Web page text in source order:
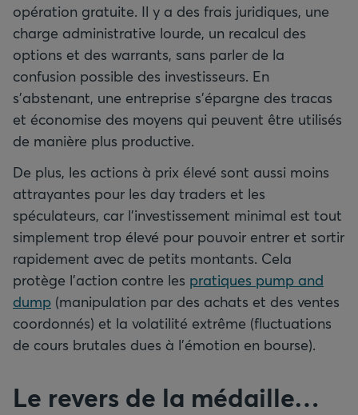
opération gratuite. Il y a des frais juridiques, une
charge administrative lourde, un recalcul des
options et des warrants, sans parler de la
confusion possible des investisseurs. En
s’abstenant, une entreprise s’épargne des tracas
et économise des moyens qui peuvent être utilisés
de manière plus productive.
De plus, les actions à prix élevé sont aussi moins
attrayantes pour les day traders et les
spéculateurs, car l’investissement minimal est tout
simplement trop élevé pour pouvoir entrer et sortir
rapidement avec de petits montants. Cela
protège l’action contre les pratiques pump and
dump (manipulation par des achats et des ventes
coordonnés) et la volatilité extrême (fluctuations
de cours brutales dues à l’émotion en bourse).
Le revers de la médaille…